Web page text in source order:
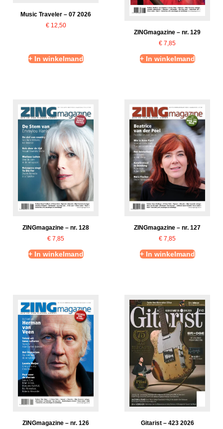
Music Traveler – 07 2026
€12,50
+ In winkelmand
ZINGmagazine – nr. 129
€ 7,85
+ In winkelmand
ZINGmagazine – nr. 128
€ 7,85
+ In winkelmand
ZINGmagazine – nr. 127
€ 7,85
+ In winkelmand
ZINGmagazine – nr. 126
Gitarist – 423 2026